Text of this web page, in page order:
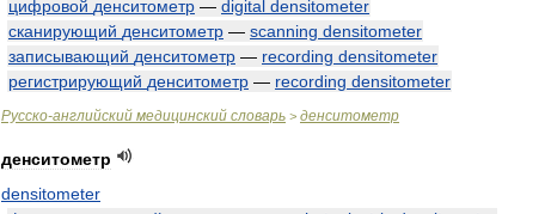
цифровой денситометр — digital densitometer
сканирующий денситометр — scanning densitometer
записывающий денситометр — recording densitometer
регистрирующий денситометр — recording densitometer
Русско-английский медицинский словарь > денситометр
денситометр
densitometer